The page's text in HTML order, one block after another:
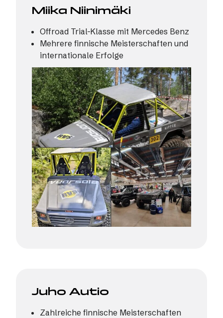
Miika Niinimäki
Offroad Trial-Klasse mit Mercedes Benz
Mehrere finnische Meisterschaften und
internationale Erfolge
Juho Autio
Zahlreiche finnische Meisterschaften